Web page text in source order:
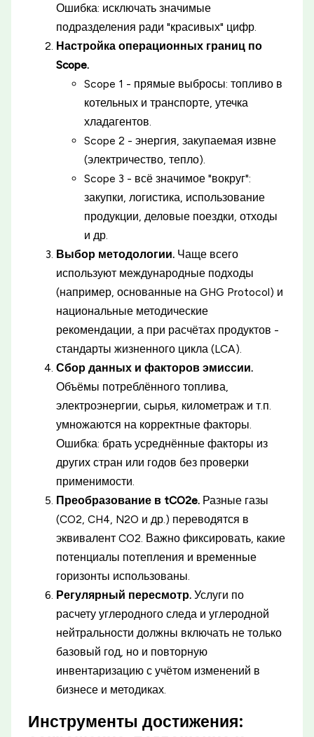
Ошибка: исключать значимые
подразделения ради "красивых" цифр.
Настройка операционных границ по
Scope.
Scope 1 - прямые выбросы: топливо в
котельных и транспорте, утечка
хладагентов.
Scope 2 - энергия, закупаемая извне
(электричество, тепло).
Scope 3 - всё значимое "вокруг":
закупки, логистика, использование
продукции, деловые поездки, отходы
и др.
Выбор методологии. Чаще всего
используют международные подходы
(например, основанные на GHG Protocol) и
национальные методические
рекомендации, а при расчётах продуктов -
стандарты жизненного цикла (LCA).
Сбор данных и факторов эмиссии.
Объёмы потреблённого топлива,
электроэнергии, сырья, километраж и т.п.
умножаются на корректные факторы.
Ошибка: брать усреднённые факторы из
других стран или годов без проверки
применимости.
Преобразование в tCO2e. Разные газы
(CO2, CH4, N2O и др.) переводятся в
эквивалент CO2. Важно фиксировать, какие
потенциалы потепления и временные
горизонты использованы.
Регулярный пересмотр. Услуги по
расчету углеродного следа и углеродной
нейтральности должны включать не только
базовый год, но и повторную
инвентаризацию с учётом изменений в
бизнесе и методиках.
Инструменты достижения: